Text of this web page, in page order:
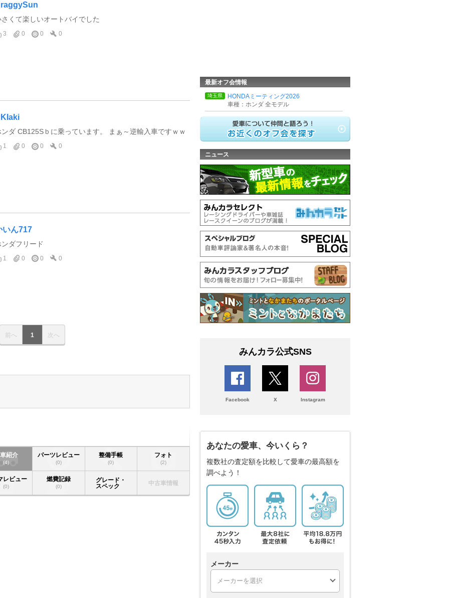
さくて楽しいオートバイでした
3 0 0 0
ンダ CB125Sｂに乗っています。 まぁ～逆輸入車ですｗｗ
1 0 0 0
いん717
ンダフリード
1 0 0 0
前へ 1 次へ
紹介
(4)
パーツレビュー
(0)
整備手帳
(0)
フォト
(2)
レビュー
(0)
燃費記録
(0)
グレード・
スペック
中古車情報
最新オフ会情報
埼玉県
HONDAミーティング2026
車種：ホンダ 全モデル
ニュース
みんカラ公式SNS
Facebook X Instagram
あなたの愛車、今いくら？
複数社の査定額を比較して愛車の最高額を
調べよう！
メーカー